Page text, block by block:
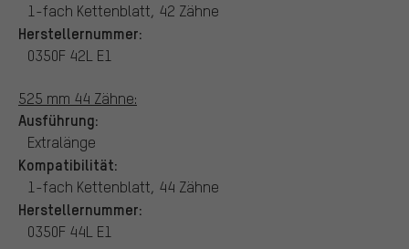
1-fach Kettenblatt, 42 Zähne
Herstellernummer:
0350F 42L E1
525 mm 44 Zähne:
Ausführung:
Extralänge
Kompatibilität:
1-fach Kettenblatt, 44 Zähne
Herstellernummer:
0350F 44L E1